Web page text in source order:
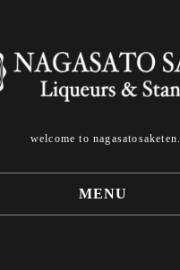
welcome to nagasatosaketen.
MENU